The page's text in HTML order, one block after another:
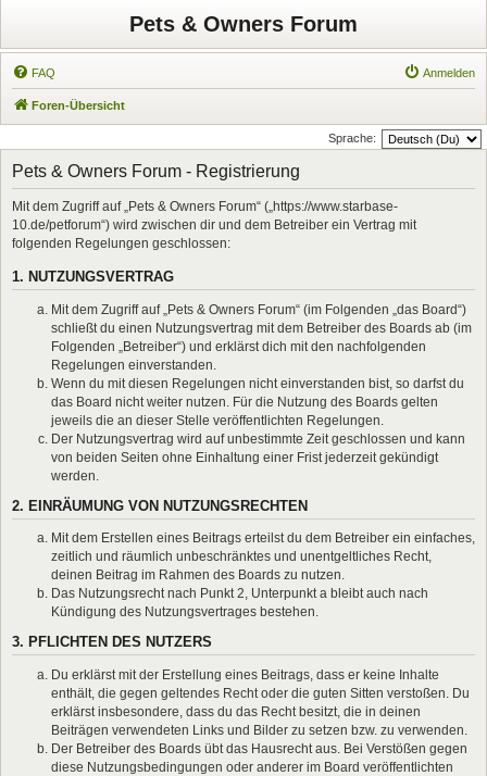
Pets & Owners Forum
FAQ Anmelden
Foren-Übersicht
Sprache:
Pets & Owners Forum - Registrierung
Mit dem Zugriff auf „Pets & Owners Forum“ („https://www.starbase-
10.de/petforum“) wird zwischen dir und dem Betreiber ein Vertrag mit
folgenden Regelungen geschlossen:
1. NUTZUNGSVERTRAG
Mit dem Zugriff auf „Pets & Owners Forum“ (im Folgenden „das Board“)
schließt du einen Nutzungsvertrag mit dem Betreiber des Boards ab (im
Folgenden „Betreiber“) und erklärst dich mit den nachfolgenden
Regelungen einverstanden.
Wenn du mit diesen Regelungen nicht einverstanden bist, so darfst du
das Board nicht weiter nutzen. Für die Nutzung des Boards gelten
jeweils die an dieser Stelle veröffentlichten Regelungen.
Der Nutzungsvertrag wird auf unbestimmte Zeit geschlossen und kann
von beiden Seiten ohne Einhaltung einer Frist jederzeit gekündigt
werden.
2. EINRÄUMUNG VON NUTZUNGSRECHTEN
Mit dem Erstellen eines Beitrags erteilst du dem Betreiber ein einfaches,
zeitlich und räumlich unbeschränktes und unentgeltliches Recht,
deinen Beitrag im Rahmen des Boards zu nutzen.
Das Nutzungsrecht nach Punkt 2, Unterpunkt a bleibt auch nach
Kündigung des Nutzungsvertrages bestehen.
3. PFLICHTEN DES NUTZERS
Du erklärst mit der Erstellung eines Beitrags, dass er keine Inhalte
enthält, die gegen geltendes Recht oder die guten Sitten verstoßen. Du
erklärst insbesondere, dass du das Recht besitzt, die in deinen
Beiträgen verwendeten Links und Bilder zu setzen bzw. zu verwenden.
Der Betreiber des Boards übt das Hausrecht aus. Bei Verstößen gegen
diese Nutzungsbedingungen oder anderer im Board veröffentlichten